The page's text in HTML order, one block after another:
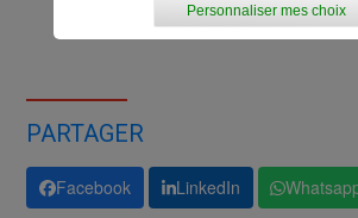
PARTAGER
Facebook LinkedIn
Personnaliser mes choix